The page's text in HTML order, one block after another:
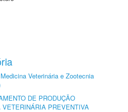
Veterinária e Zootecnia
DE PRODUÇÃO
PREVENTIVA